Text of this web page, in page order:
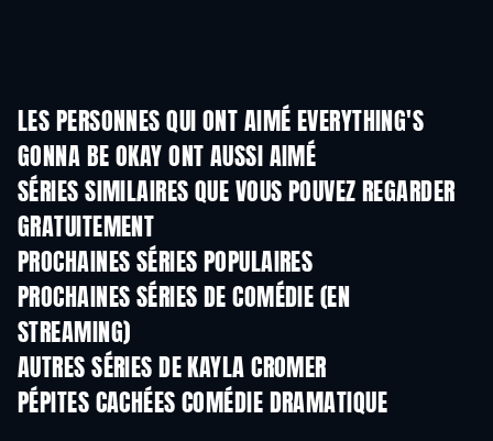
LES PERSONNES QUI ONT AIMÉ EVERYTHING'S
GONNA BE OKAY ONT AUSSI AIMÉ
Série
SÉRIES SIMILAIRES QUE VOUS POUVEZ REGARDER
GRATUITEMENTSérie
PROCHAINES SÉRIES POPULAIRES
Série Série
PROCHAINES SÉRIES DE COMÉDIE (EN
STREAMING)Saison 6
AUTRES SÉRIES DE KAYLA CROMER
Série Série
PÉPITES CACHÉES COMÉDIE DRAMATIQUE